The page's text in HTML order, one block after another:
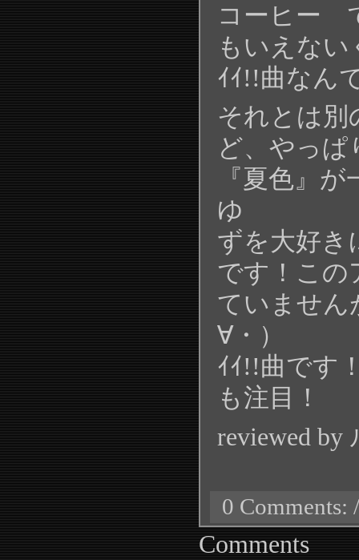
コーヒー
もいえな
ｲｲ!!曲なん
それとは別
ど、やっ
『夏色』
ゆ
ずを大好き
です！この
ていません
∀・）
ｲｲ!!曲です
も注目！
reviewed by
0 Comments:
Comments